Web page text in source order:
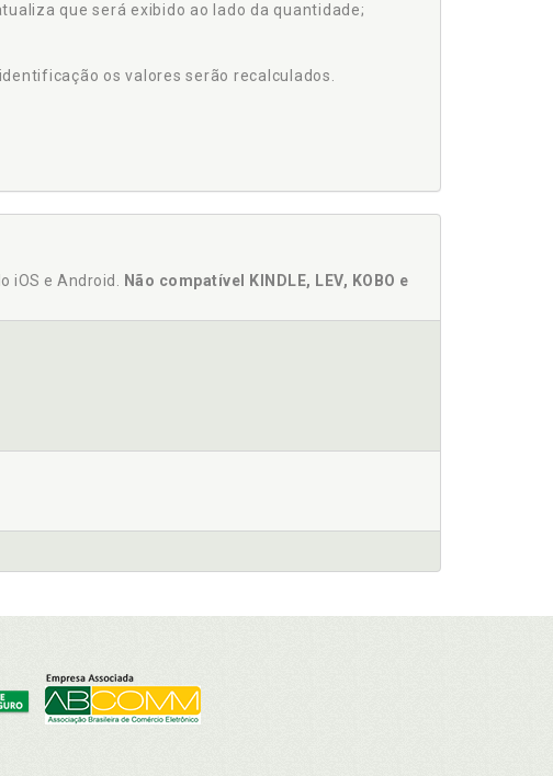
que será exibido ao lado da quantidade;
os valores serão recalculados.
iOS e Android.
Não compatível KINDLE, LEV, KOBO e